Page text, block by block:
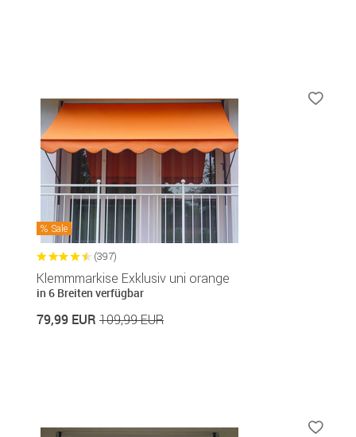
Sale
(397)
Klemmmarkise Exklusiv uni orange
in 6 Breiten verfügbar
79,99 EUR 109,99 EUR